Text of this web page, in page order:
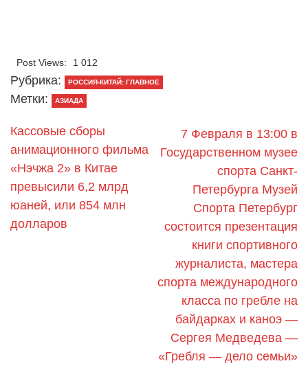
Post Views: 1 012
Рубрика: РОССИЯ-КИТАЙ: ГЛАВНОЕ
Метки: АЗИАДА
Кассовые сборы
анимационного фильма
«Нэчжа 2» в Китае
превысили 6,2 млрд
юаней, или 854 млн
долларов
7 Февраля в 13:00 в
Государственном музее
спорта Санкт-
Петербурга Музей
Спорта Петербург
состоится презентация
книги спортивного
журналиста, мастера
спорта международного
класса по гребле на
байдарках и каноэ —
Сергея Медведева —
«Гребля — дело семьи»